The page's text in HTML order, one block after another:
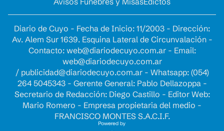
Diario de Cuyo - Fecha de Inicio: 11/2003 - Dirección:
Av. Alem Sur 1639. Esquina Lateral de Circunvalación -
Contacto: web@diariodecuyo.com.ar- Email:
web@diariodecuyo.com.ar
/ publicidad@diariodecuyo.com.ar- Whatsapp: (054)
264 5045343 - Gerente General: Pablo Dellazoppa -
Secretario de Redacción: Diego Castillo - Editor Web:
Mario Romero - Empresa propietaria del medio -
FRANCISCO MONTES S.A.C.I.F.